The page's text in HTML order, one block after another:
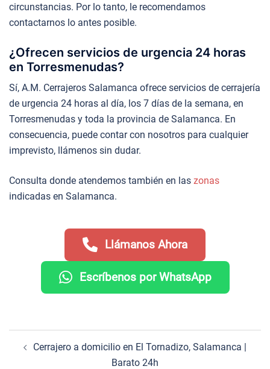
circunstancias. Por lo tanto, le recomendamos
contactarnos lo antes posible.
¿Ofrecen servicios de urgencia 24 horas
en Torresmenudas?
Sí, A.M. Cerrajeros Salamanca ofrece servicios de cerrajería
de urgencia 24 horas al día, los 7 días de la semana, en
Torresmenudas y toda la provincia de Salamanca. En
consecuencia, puede contar con nosotros para cualquier
imprevisto, llámenos sin dudar.
Consulta donde atendemos también en las zonas
indicadas en Salamanca.
Llámanos Ahora
Escríbenos por WhatsApp
de
Cerrajero a domicilio en El Tornadizo, Salamanca |
Barato 24h